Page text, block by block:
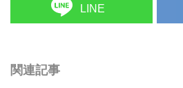
LINE
関連記事